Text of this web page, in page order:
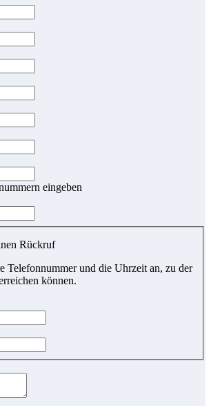
eingeben
Rückruf
Telefonnummer und die Uhrzeit an, zu der
können.